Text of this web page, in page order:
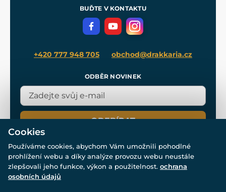
Meče pro Kingdom Come
BUĎTE V KONTAKTU
+420 777 948 705 obchod@drakkaria.cz
ODBĚR NOVINEK
ODEBÍRAT
© Všechna práva vyhrazena. www.drakkaria.cz 2007-2026.
Cookies
Používáme cookies, abychom Vám umožnili pohodlné
prohlížení webu a díky analýze provozu webu neustále
zlepšovali jeho funkce, výkon a použitelnost. ochrana
osobních údajů